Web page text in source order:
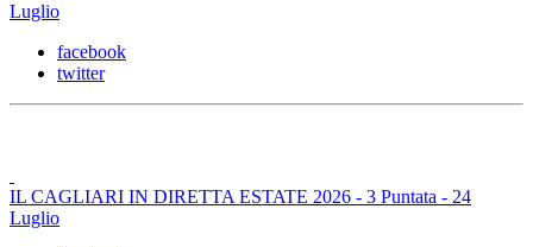
Luglio
facebook
twitter
IL CAGLIARI IN DIRETTA ESTATE 2026 - 3 Puntata - 24
Luglio